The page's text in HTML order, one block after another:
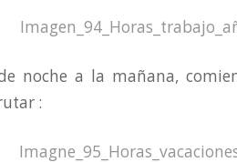
noche a la mañana,
: